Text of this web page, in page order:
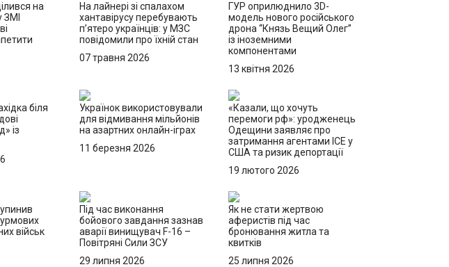
на
На лайнері зі спалахом
хантавірусу перебувають
п’ятеро українців: у МЗС
повідомили про їхній стан
07 травня 2026
ГУР оприлюднило 3D-
модель нового російського
дрона “Князь Вещий Олег”
із іноземними
компонентами
13 квітня 2026
біля
із
Українок використовували
для відмивання мільйонів
на азартних онлайн-іграх
11 березня 2026
«Казали, що хочуть
перемоги рф»: уродженець
Одещини заявляє про
затримання агентами ICE у
США та ризик депортації
19 лютого 2026
військ
Під час виконання
бойового завдання зазнав
аварії винищувач F-16 –
Повітряні Сили ЗСУ
29 липня 2026
Як не стати жертвою
аферистів під час
бронювання житла та
квитків
25 липня 2026